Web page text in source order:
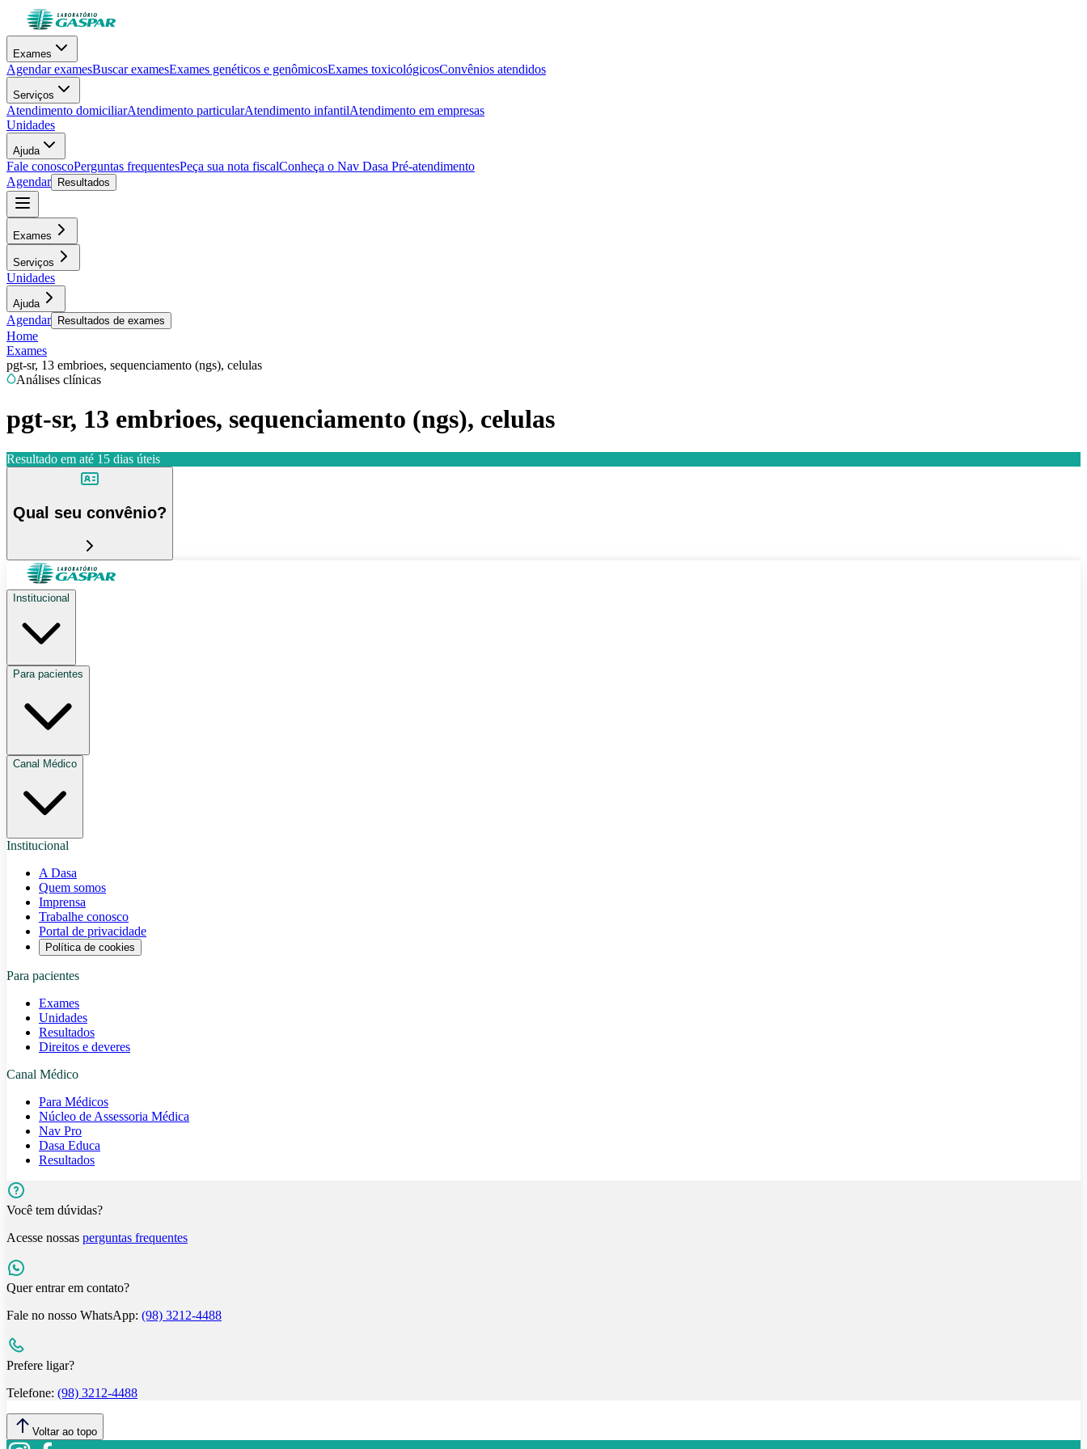
Exames
Agendar examesBuscar examesExames genéticos e genômicosExames toxicológicosConvênios atendidos
Serviços
Atendimento domiciliarAtendimento particularAtendimento infantilAtendimento em empresas
Unidades
Ajuda
Fale conoscoPerguntas frequentesPeça sua nota fiscalConheça o Nav Dasa Pré-atendimento
Agendar
Resultados
Exames
Serviços
Unidades
Ajuda
Agendar Resultados de exames
Home
Exames
pgt-sr, 13 embrioes, sequenciamento (ngs), celulas
Análises clínicas
pgt-sr, 13 embrioes, sequenciamento (ngs), celulas
Resultado em até 15 dias úteis
Qual seu convênio?
Institucional
Para pacientes
Canal Médico
Institucional
A Dasa
Quem somos
Imprensa
Trabalhe conosco
Portal de privacidade
Política de cookies
Para pacientes
Exames
Unidades
Resultados
Direitos e deveres
Canal Médico
Para Médicos
Núcleo de Assessoria Médica
Nav Pro
Dasa Educa
Resultados
Você tem dúvidas?
Acesse nossas perguntas frequentes
Quer entrar em contato?
Fale no nosso WhatsApp: (98) 3212-4488
Prefere ligar?
Telefone: (98) 3212-4488
Voltar ao topo